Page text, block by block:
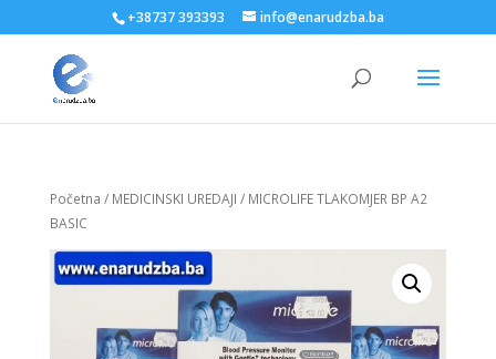
+38737 393393 info@enarudzba.ba
Početna / MEDICINSKI UREDAJI / MICROLIFE TLAKOMJER BP A2
BASIC